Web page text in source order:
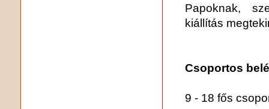
Papoknak,
kiállítás
Csoportos
9 - 18 fős